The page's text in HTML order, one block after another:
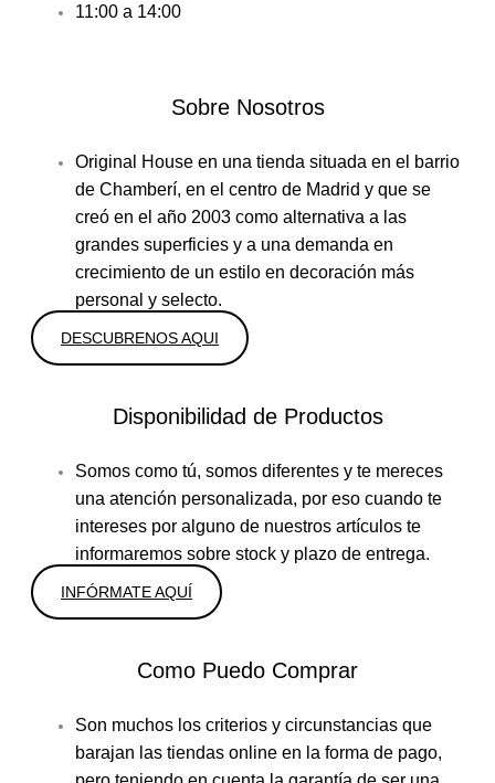
11:00 a 14:00
Sobre Nosotros
Original House en una tienda situada en el barrio
de Chamberí, en el centro de Madrid y que se
creó en el año 2003 como alternativa a las
grandes superficies y a una demanda en
crecimiento de un estilo en decoración más
personal y selecto.
DESCUBRENOS AQUI
Disponibilidad de Productos
Somos como tú, somos diferentes y te mereces
una atención personalizada, por eso cuando te
intereses por alguno de nuestros artículos te
informaremos sobre stock y plazo de entrega.
INFÓRMATE AQUÍ
Como Puedo Comprar
Son muchos los criterios y circunstancias que
barajan las tiendas online en la forma de pago,